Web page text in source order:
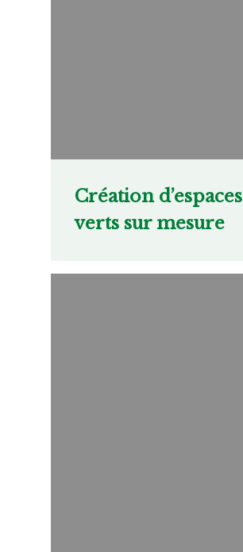
Création d’espaces
verts sur mesure